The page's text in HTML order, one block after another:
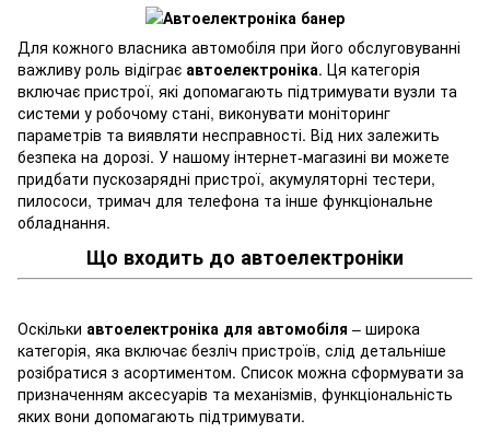
Для кожного власника автомобіля при його обслуговуванні
важливу роль відіграє автоелектроніка. Ця категорія
включає пристрої, які допомагають підтримувати вузли та
системи у робочому стані, виконувати моніторинг
параметрів та виявляти несправності. Від них залежить
безпека на дорозі. У нашому інтернет-магазині ви можете
придбати пускозарядні пристрої, акумуляторні тестери,
пилососи, тримач для телефона та інше функціональне
обладнання.
Що входить до автоелектроніки
Оскільки автоелектроніка для автомобіля – широка
категорія, яка включає безліч пристроїв, слід детальніше
розібратися з асортиментом. Список можна сформувати за
призначенням аксесуарів та механізмів, функціональність
яких вони допомагають підтримувати.